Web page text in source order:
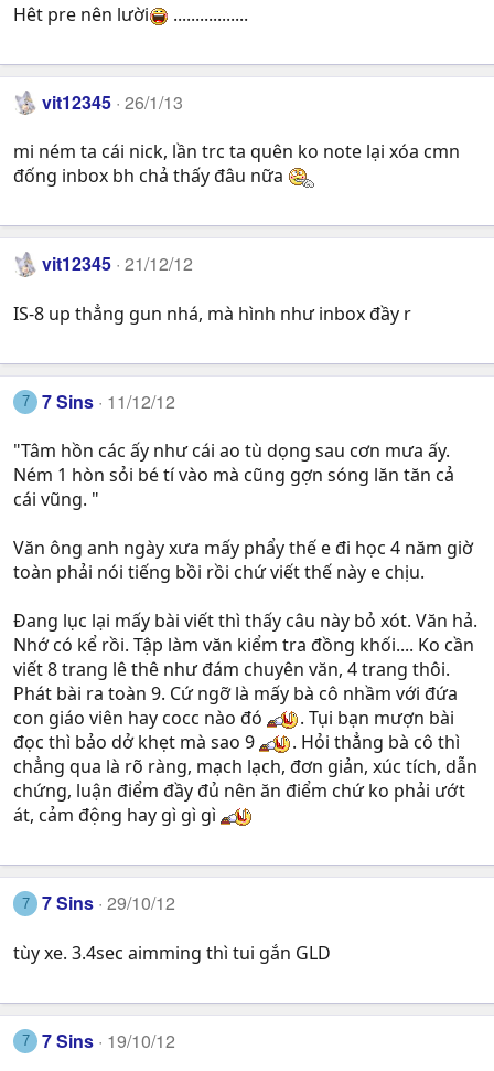
Hêt pre nên lười .................
vit12345 26/1/13
mi ném ta cái nick, lần trc ta quên ko note lại xóa cmn
đống inbox bh chả thấy đâu nữa
vit12345 21/12/12
IS-8 up thẳng gun nhá, mà hình như inbox đầy r
7 7 Sins 11/12/12
"Tâm hồn các ấy như cái ao tù dọng sau cơn mưa ấy.
Ném 1 hòn sỏi bé tí vào mà cũng gợn sóng lăn tăn cả
cái vũng. "
Văn ông anh ngày xưa mấy phẩy thế e đi học 4 năm giờ
toàn phải nói tiếng bồi rồi chứ viết thế này e chịu.
Đang lục lại mấy bài viết thì thấy câu này bỏ xót. Văn hả.
Nhớ có kể rồi. Tập làm văn kiểm tra đồng khối.... Ko cần
viết 8 trang lê thê như đám chuyên văn, 4 trang thôi.
Phát bài ra toàn 9. Cứ ngỡ là mấy bà cô nhầm với đứa
con giáo viên hay cocc nào đó
. Tụi bạn mượn bài
đọc thì bảo dở khẹt mà sao 9
. Hỏi thẳng bà cô thì
chẳng qua là rõ ràng, mạch lạch, đơn giản, xúc tích, dẫn
chứng, luận điểm đầy đủ nên ăn điểm chứ ko phải ướt
át, cảm động hay gì gì gì
7 7 Sins 29/10/12
tùy xe. 3.4sec aimming thì tui gắn GLD
7 7 Sins 19/10/12